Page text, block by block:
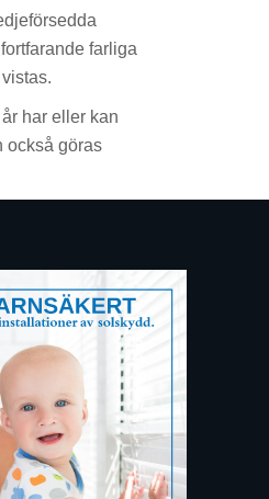
farliga
har eller kan
också göras